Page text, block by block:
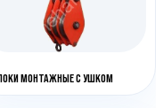
МОНТАЖНЫЕ С УШКОМ